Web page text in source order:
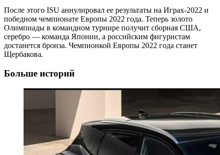
После этого ISU аннулировал ее результаты на Играх-2022 и
победном чемпионате Европы 2022 года. Теперь золото
Олимпиады в командном турнире получит сборная США,
серебро — команда Японии, а российским фигуристам
достанется бронза. Чемпионкой Европы 2022 года станет
Щербакова.
Больше историй